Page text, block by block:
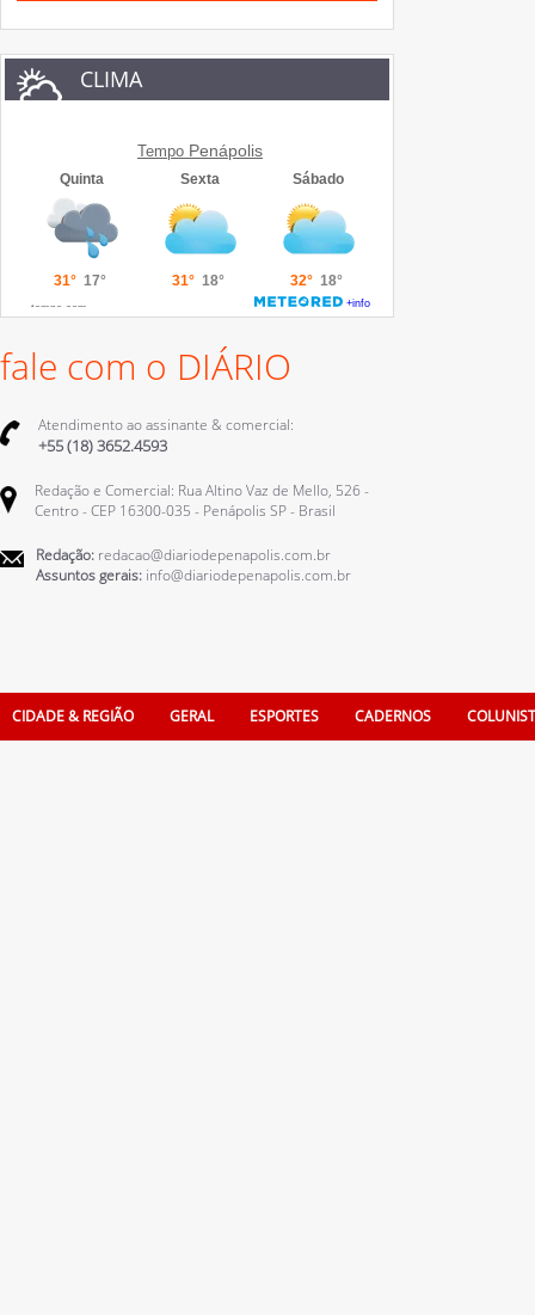
CLIMA
Tempo Penápolis
fale com o DIÁRIO
Atendimento ao assinante & comercial:
+55 (18) 3652.4593
Redação e Comercial: Rua Altino Vaz de Mello, 526 -
Centro - CEP 16300-035 - Penápolis SP - Brasil
Redação: redacao@diariodepenapolis.com.br
Assuntos gerais: info@diariodepenapolis.com.br
CIDADE & REGIÃO GERAL ESPORTES CADERNOS